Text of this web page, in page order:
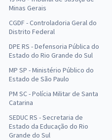
Minas Gerais
CGDF - Controladoria Geral do
Distrito Federal
DPE RS - Defensoria Pública do
Estado do Rio Grande do Sul
MP SP - Ministério Público do
Estado de São Paulo
PM SC - Polícia Militar de Santa
Catarina
SEDUC RS - Secretaria de
Estado da Educação do Rio
Grande do Sul